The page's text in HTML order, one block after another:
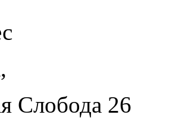
Слобода 26